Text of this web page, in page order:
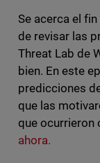
Se acerca el
de revisar las
Threat Lab de
bien. En este
predicciones
que las
que ocurrieron
ahora.